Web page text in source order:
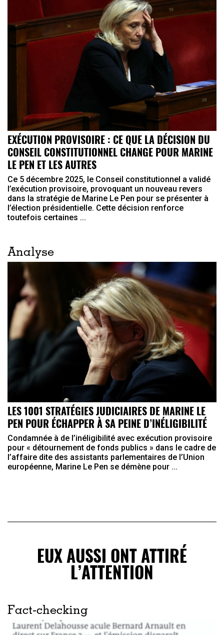
EXÉCUTION PROVISOIRE : CE QUE LA DÉCISION DU
CONSEIL CONSTITUTIONNEL CHANGE POUR MARINE
LE PEN ET LES AUTRES
Ce 5 décembre 2025, le Conseil constitutionnel a validé
l’exécution provisoire, provoquant un nouveau revers
dans la stratégie de Marine Le Pen pour se présenter à
l’élection présidentielle. Cette décision renforce
toutefois certaines ...
Analyse
LES 1001 STRATÉGIES JUDICIAIRES DE MARINE LE
PEN POUR ÉCHAPPER À SA PEINE D’INÉLIGIBILITÉ
Condamnée à de l’inéligibilité avec exécution provisoire
pour « détournement de fonds publics » dans le cadre de
l’affaire dite des assistants parlementaires de l’Union
européenne, Marine Le Pen se démène pour ...
EUX AUSSI ONT ATTIRÉ
L’ATTENTION
Fact-checking